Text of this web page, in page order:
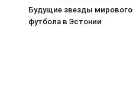
Будущие звезды мирового
футбола в Эстонии